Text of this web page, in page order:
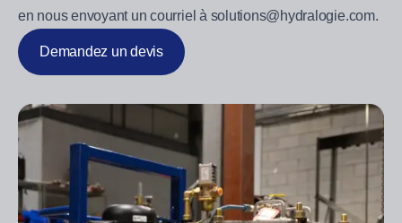
en nous envoyant un courriel à solutions@hydralogie.com.
Demandez un devis